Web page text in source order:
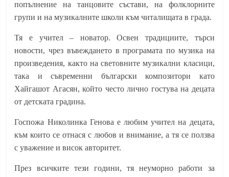
попълнение на танцовите състави, на фолклорните
групи и на музикалните школи към читалищата в града.
Тя е учител – новатор. Освен традициите, търси
новости, чрез въвеждането в програмата по музика на
произведения, както на световните музикални класици,
така и съвременни български композитори като
Хайгашот Агасян, който често лично гостува на децата
от детската градина.
Госпожа Николинка Генова е любим учител на децата,
към които се отнася с любов и внимание, а тя се ползва
с уважение и висок авторитет.
През всичките тези години, тя неуморно работи за